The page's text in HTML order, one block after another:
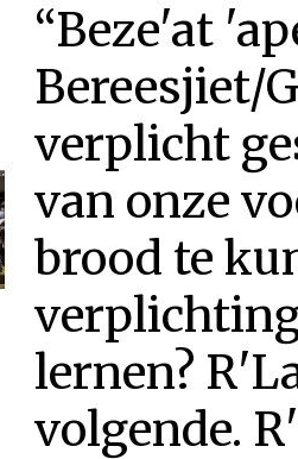
“Beze'at
Bereesjiet/
verplicht
van onze
brood te
lernen?
volgende.